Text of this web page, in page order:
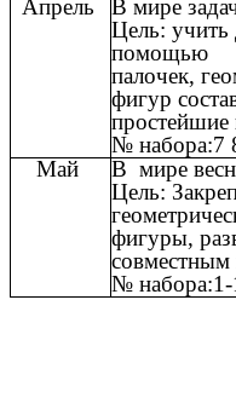
Апрель
В мире
Цель: учить
помощью
палочек,
фигур
№ набора:7
Май
В мире
Цель:
фигуры,
совместным
№